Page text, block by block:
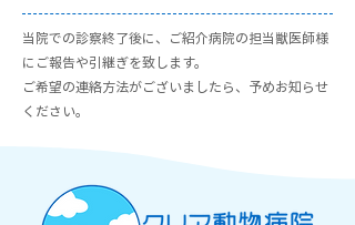
当院での診察終了後に、ご紹介病院の担当獣医師様
にご報告や引継ぎを致します。
ご希望の連絡方法がございましたら、予めお知らせ
ください。